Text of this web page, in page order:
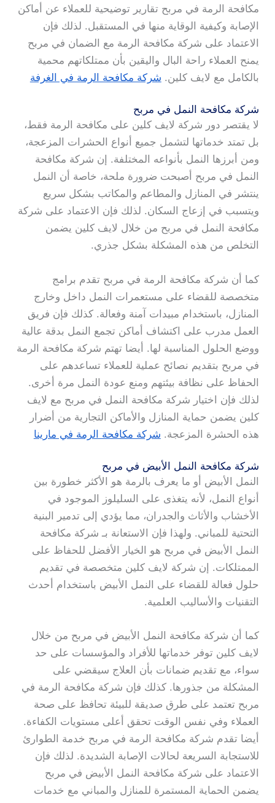
مكافحة الرمة في مربح تقارير توضيحية للعملاء عن أماكن
الإصابة وكيفية الوقاية منها في المستقبل. لذلك فإن
الاعتماد على شركة مكافحة الرمة مع الضمان في مربح
يمنح العملاء راحة البال واليقين بأن ممتلكاتهم محمية
بالكامل مع لايف كلين. شركة مكافحة الرمة في الغرفة
شركة مكافحة النمل في مربح
لا يقتصر دور شركة لايف كلين على مكافحة الرمة فقط،
بل تمتد خدماتها لتشمل جميع أنواع الحشرات المزعجة،
ومن أبرزها النمل بأنواعه المختلفة. إن شركة مكافحة
النمل في مربح أصبحت ضرورة ملحة، خاصة أن النمل
ينتشر في المنازل والمطاعم والمكاتب بشكل سريع
ويتسبب في إزعاج السكان. لذلك فإن الاعتماد على شركة
مكافحة النمل في مربح من خلال لايف كلين يضمن
التخلص من هذه المشكلة بشكل جذري.
كما أن شركة مكافحة الرمة في مربح تقدم برامج
متخصصة للقضاء على مستعمرات النمل داخل وخارج
المنازل، باستخدام مبيدات آمنة وفعالة. كذلك فإن فريق
العمل مدرب على اكتشاف أماكن تجمع النمل بدقة عالية
ووضع الحلول المناسبة لها. أيضا تهتم شركة مكافحة الرمة
في مربح بتقديم نصائح عملية للعملاء تساعدهم على
الحفاظ على نظافة بيئتهم ومنع عودة النمل مرة أخرى.
لذلك فإن اختيار شركة مكافحة النمل في مربح مع لايف
كلين يضمن حماية المنازل والأماكن التجارية من أضرار
هذه الحشرة المزعجة. شركة مكافحة الرمة في مارينا
شركة مكافحة النمل الأبيض في مربح
النمل الأبيض أو ما يعرف بالرمة هو الأكثر خطورة بين
أنواع النمل، لأنه يتغذى على السليلوز الموجود في
الأخشاب والأثاث والجدران، مما يؤدي إلى تدمير البنية
التحتية للمباني. ولهذا فإن الاستعانة بـ شركة مكافحة
النمل الأبيض في مربح هو الخيار الأفضل للحفاظ على
الممتلكات. إن شركة لايف كلين متخصصة في تقديم
حلول فعالة للقضاء على النمل الأبيض باستخدام أحدث
التقنيات والأساليب العلمية.
كما أن شركة مكافحة النمل الأبيض في مربح من خلال
لايف كلين توفر خدماتها للأفراد والمؤسسات على حد
سواء، مع تقديم ضمانات بأن العلاج سيقضي على
المشكلة من جذورها. كذلك فإن شركة مكافحة الرمة في
مربح تعتمد على طرق صديقة للبيئة تحافظ على صحة
العملاء وفي نفس الوقت تحقق أعلى مستويات الكفاءة.
أيضا تقدم شركة مكافحة الرمة في مربح خدمة الطوارئ
للاستجابة السريعة لحالات الإصابة الشديدة. لذلك فإن
الاعتماد على شركة مكافحة النمل الأبيض في مربح
يضمن الحماية المستمرة للمنازل والمباني مع خدمات